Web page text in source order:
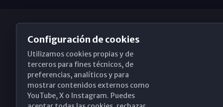
Obispado de Málaga
Santa María, 18-20. 29015 Málaga
Configuración de cookies
Utilizamos cookies propias y de
terceros para fines técnicos, de
preferencias, analíticos y para
mostrar contenidos externos como
YouTube, X o Instagram. Puedes